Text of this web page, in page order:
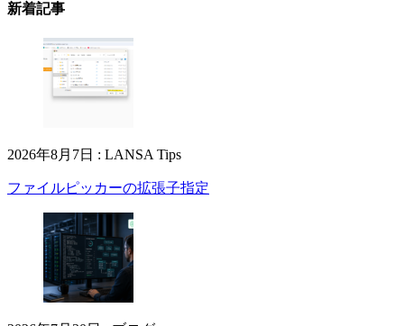
新着記事
2026年8月7日 : LANSA Tips
ファイルピッカーの拡張子指定